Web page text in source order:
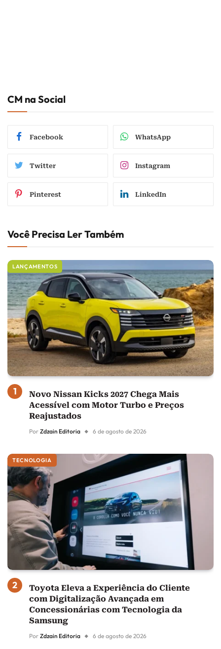
CM na Social
Facebook WhatsApp
Twitter Instagram
Pinterest LinkedIn
Você Precisa Ler Também
LANÇAMENTOS
Novo Nissan Kicks 2027 Chega Mais
Acessível com Motor Turbo e Preços
Reajustados
Por Zdzain Editoria 6 de agosto de 2026
TECNOLOGIA
Toyota Eleva a Experiência do Cliente
com Digitalização Avançada em
Concessionárias com Tecnologia da
Samsung
Por Zdzain Editoria 6 de agosto de 2026